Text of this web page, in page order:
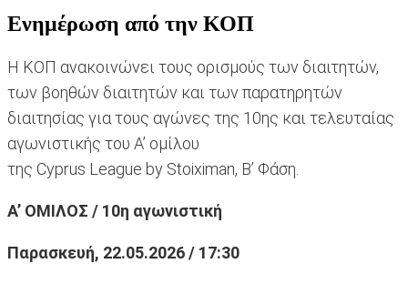
Ενημέρωση από την ΚΟΠ
Η ΚΟΠ ανακοινώνει τους ορισμούς των διαιτητών,
των βοηθών διαιτητών και των παρατηρητών
διαιτησίας για τους αγώνες της 10ης και τελευταίας
αγωνιστικής του Α’ ομίλου
της Cyprus League by Stoiximan, Β’ Φάση.
Α’ ΟΜΙΛΟΣ / 10η αγωνιστική
Παρασκευή, 22.05.2026 / 17:30